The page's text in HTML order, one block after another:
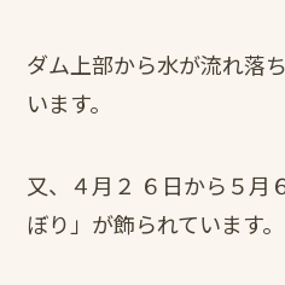
ダム上部から水が流れ落
います。
又、４月２ ６日から５月
ぼり」が飾られています。